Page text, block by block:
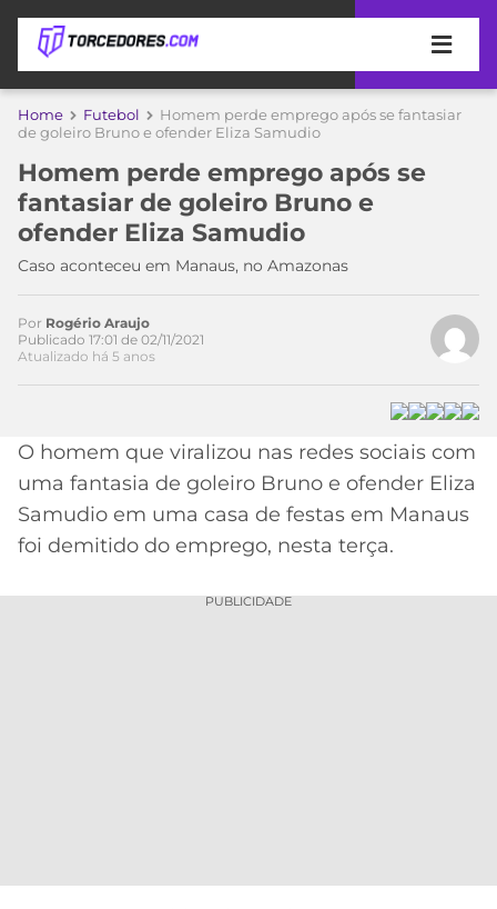
APOSTAS
DE
APOSTA
MELHORES
SITES
DE
APOSTAS
2026
PROMOCIONAL
BETBOOM
CÓDIGO
DE
CASSINOS
COPA
DO
MUNDO
TIMES
MEU
PALMEIRAS
CORINTHIANS
SÃO
CAMPEONATOS
BRASILEIRÃO
SÉRIE
A
LIBERTADORES
MÍDIA
ESPORTIVA
MERCADO
DA
Home Futebol
Homem perde emprego após se fantasiar
de goleiro Bruno e ofender Eliza Samudio
Homem perde emprego após se
fantasiar de goleiro Bruno e
ofender Eliza Samudio
Caso aconteceu em Manaus, no Amazonas
Acesse o perfil do autor
Por Rogério Araujo
Publicado 17:01 de 02/11/2021
Atualizado há 5 anos
O homem que viralizou nas redes sociais com
uma fantasia de goleiro Bruno e ofender Eliza
Samudio em uma casa de festas em Manaus
foi demitido do emprego, nesta terça.
PUBLICIDADE